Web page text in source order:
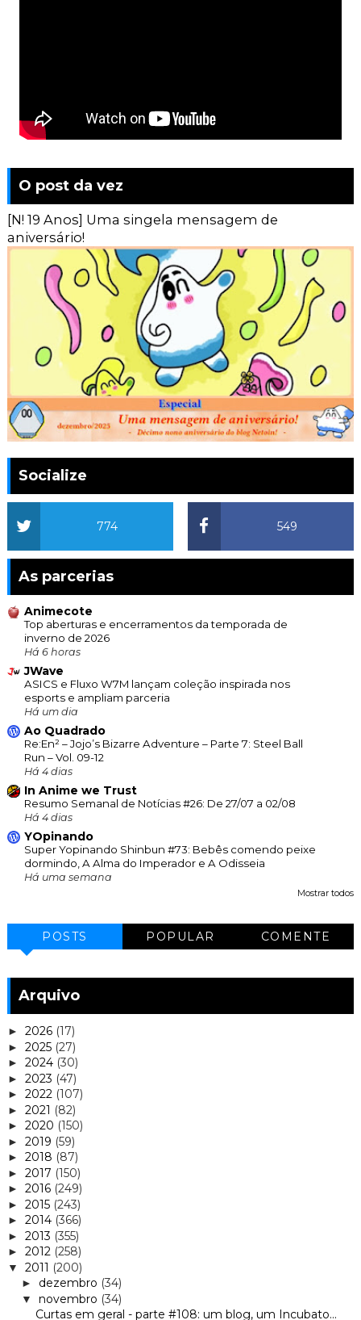
O post da vez
[N! 19 Anos] Uma singela mensagem de
aniversário!
Socialize
549
774
As parcerias
Animecote
Top aberturas e encerramentos da temporada de
inverno de 2026
Há 6 horas
JWave
ASICS e Fluxo W7M lançam coleção inspirada nos
esports e ampliam parceria
Há um dia
Ao Quadrado
Re:En² – Jojo’s Bizarre Adventure – Parte 7: Steel Ball
Run – Vol. 09-12
Há 4 dias
In Anime we Trust
Resumo Semanal de Notícias #26: De 27/07 a 02/08
Há 4 dias
YOpinando
Super Yopinando Shinbun #73: Bebês comendo peixe
dormindo, A Alma do Imperador e A Odisseia
Há uma semana
Mostrar todos
POSTS POPULAR COMENTE
Arquivo
► 2026 (17)
► 2025 (27)
► 2024 (30)
► 2023 (47)
► 2022 (107)
► 2021 (82)
► 2020 (150)
► 2019 (59)
► 2018 (87)
► 2017 (150)
► 2016 (249)
► 2015 (243)
► 2014 (366)
► 2013 (355)
► 2012 (258)
▼ 2011 (200)
► dezembro (34)
▼ novembro (34)
Curtas em geral - parte #108: um blog, um Incubato...